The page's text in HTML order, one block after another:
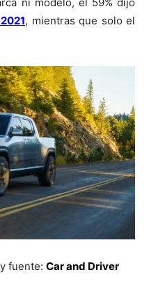
, mientras que solo el
y fuente: Car and Driver